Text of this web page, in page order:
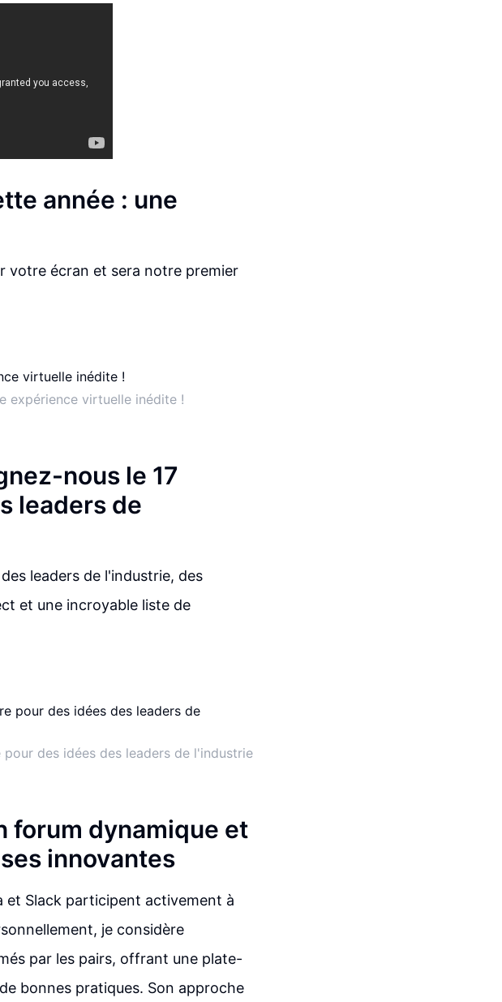
année : une
votre écran et sera notre premier
expérience virtuelle inédite !
nous le 17
leaders de
leaders de l'industrie, des
et une incroyable liste de
des idées des leaders de l'industrie
forum dynamique et
innovantes
et Slack participent activement à
je considère
par les pairs, offrant une plate-
bonnes pratiques. Son approche